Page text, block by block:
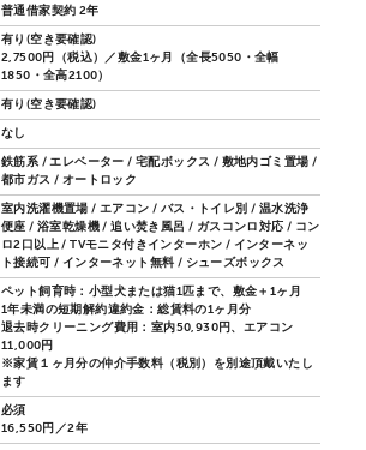
普通借家契約 2年
有り(空き要確認)
2,7500円（税込）／敷金1ヶ月（全長5050・全幅
1850・全高2100）
有り(空き要確認)
なし
鉄筋系 / エレベーター / 宅配ボックス / 敷地内ゴミ置場 /
都市ガス / オートロック
室内洗濯機置場 / エアコン / バス・トイレ別 / 温水洗浄
便座 / 浴室乾燥機 / 追い焚き風呂 / ガスコンロ対応 / コン
ロ2口以上 / TVモニタ付きインターホン / インターネッ
ト接続可 / インターネット無料 / シューズボックス
ペット飼育時：小型犬または猫1匹まで、敷金＋1ヶ月
1年未満の短期解約違約金：総賃料の1ヶ月分
退去時クリーニング費用：室内50,930円、エアコン
11,000円
※家賃１ヶ月分の仲介手数料（税別）を別途頂戴いたし
ます
必須
16,550円／2年